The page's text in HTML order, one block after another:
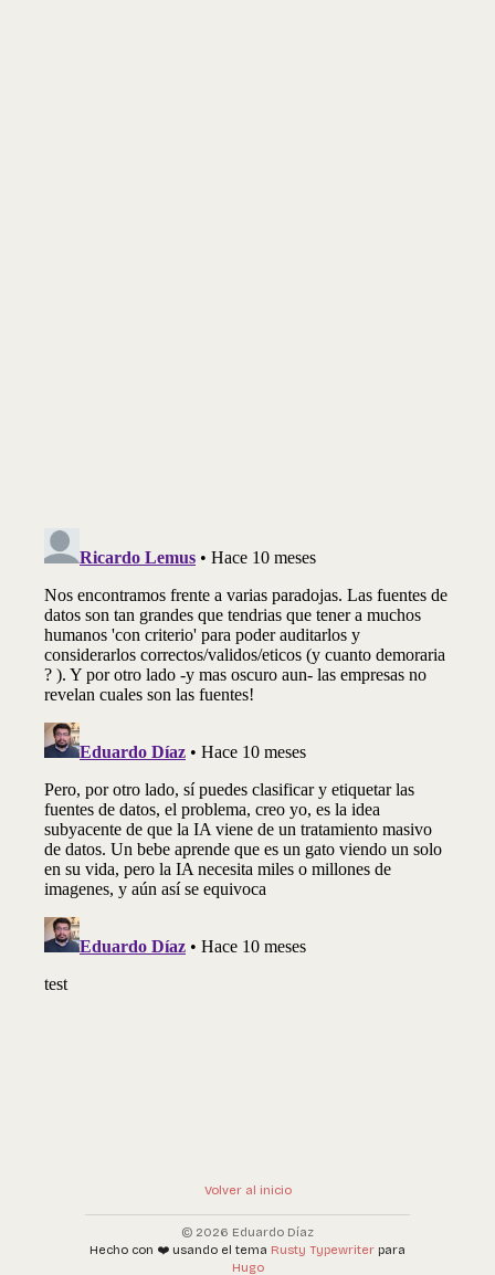
Volver al inicio
© 2026 Eduardo Díaz
Hecho con ❤️ usando el tema Rusty Typewriter para
Hugo